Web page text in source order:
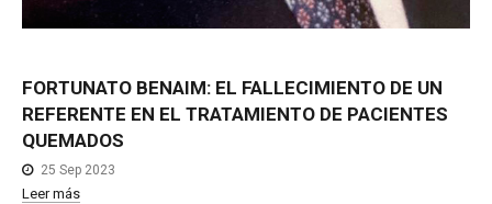
FORTUNATO BENAIM: EL FALLECIMIENTO DE UN
REFERENTE EN EL TRATAMIENTO DE PACIENTES
QUEMADOS
25 Sep 2023
Leer más